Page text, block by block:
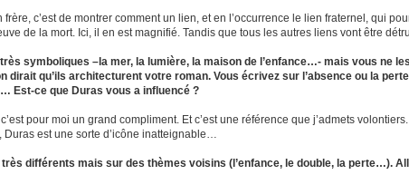
frère, c’est de montrer comment un lien, et en l’occurrence le lien fraternel, qui
de la mort. Ici, il en est magnifié. Tandis que tous les autres liens vont être
symboliques –la mer, la lumière, la maison de l’enfance…- mais vous ne
dirait qu’ils architecturent votre roman. Vous écrivez sur l’absence ou la
Est-ce que Duras vous a influencé ?
pour moi un grand compliment. Et c’est une référence que j’admets
Duras est une sorte d’icône inatteignable…
différents mais sur des thèmes voisins (l’enfance, le double, la perte…).